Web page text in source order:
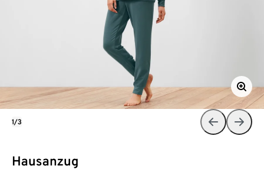
Hausanzug
1/3